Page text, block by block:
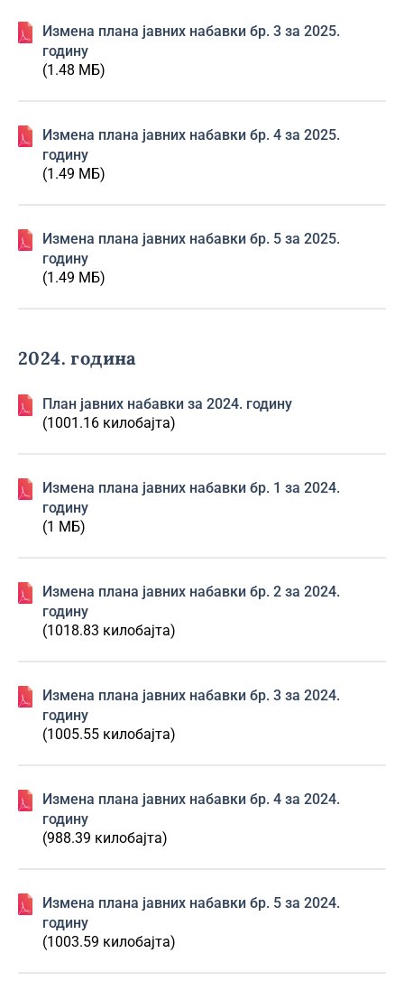
Изменa плана јавних набавки бр. 3 за 2025.
годину
(1.48 МБ)
Изменa плана јавних набавки бр. 4 за 2025.
годину
(1.49 МБ)
Изменa плана јавних набавки бр. 5 за 2025.
годину
(1.49 МБ)
2024. година
План јавних набавки за 2024. годину
(1001.16 килобајта)
Изменa плана јавних набавки бр. 1 за 2024.
годину
(1 МБ)
Изменa плана јавних набавки бр. 2 за 2024.
годину
(1018.83 килобајта)
Изменa плана јавних набавки бр. 3 за 2024.
годину
(1005.55 килобајта)
Изменa плана јавних набавки бр. 4 за 2024.
годину
(988.39 килобајта)
Изменa плана јавних набавки бр. 5 за 2024.
годину
(1003.59 килобајта)